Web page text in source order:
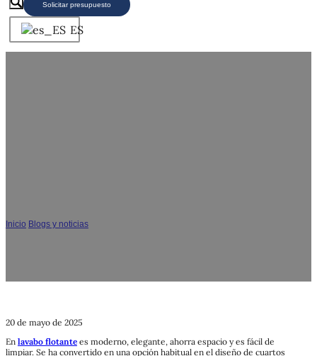
Solicitar presupuesto
ES
Inicio Blogs y noticias
20 de mayo de 2025
En lavabo flotante es moderno, elegante, ahorra espacio y es fácil de
limpiar. Se ha convertido en una opción habitual en el diseño de cuartos